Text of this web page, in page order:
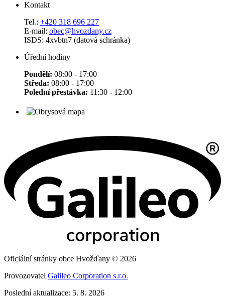
Kontakt
Tel.: +420 318 696 227
E-mail: obec@hvozdany.cz
ISDS: 4xvbtn7 (datová schránka)
Úřední hodiny
Pondělí: 08:00 - 17:00
Středa: 08:00 - 17:00
Polední přestávka: 11:30 - 12:00
Oficiální stránky obce Hvožďany © 2026
Provozovatel Galileo Corporation s.r.o.
Poslední aktualizace: 5. 8. 2026